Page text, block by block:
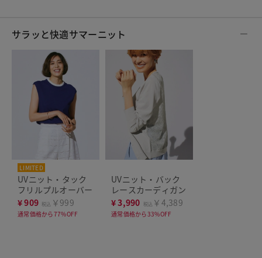
サラッと快適サマーニット
LIMITED
UVニット・タック
フリルプルオーバー
¥909 税込 ￥999
通常価格から77%OFF
UVニット・バック
レースカーディガン
¥3,990 税込 ￥4,389
通常価格から33%OFF